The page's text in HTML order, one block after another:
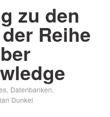
zu den
Reihe
, Datenbanken,
Dunkel